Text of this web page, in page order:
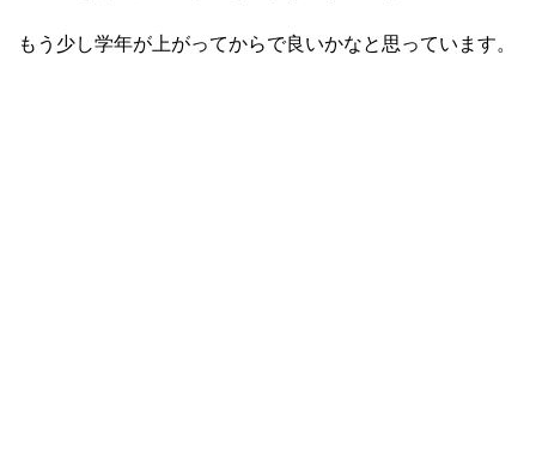
もう少し学年が上がってからで良いかなと思っています。